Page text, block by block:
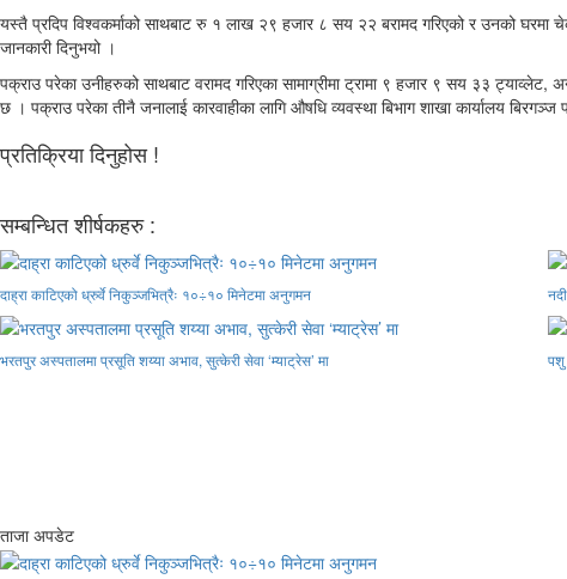
यस्तै प्रदिप विश्वकर्माको साथबाट रु १ लाख २९ हजार ८ सय २२ बरामद गरिएको र उनको घरमा
जानकारी दिनुभयो ।
पक्राउ परेका उनीहरुको साथबाट वरामद गरिएका सामाग्रीमा ट्रामा ९ हजार ९ सय ३३
छ । पक्राउ परेका तीनै जनालाई कारवाहीका लागि औषधि व्यवस्था बिभाग शाखा कार्यालय बिरगञ्ज
प्रतिक्रिया दिनुहोस !
सम्बन्धित शीर्षकहरु :
दाह्रा काटिएको ध्रुर्वे निकुञ्जभित्रैः १०÷१० मिनेटमा अनुगमन
भरतपुर अस्पतालमा प्रसूति शय्या अभाव, सुत्केरी सेवा ‘म्याट्रेस’ मा पशु
ताजा अपडेट